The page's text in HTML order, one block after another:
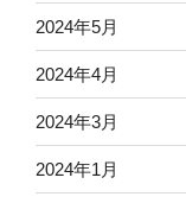
2024年5月
2024年4月
2024年3月
2024年1月